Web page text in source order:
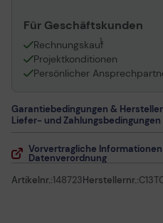
Für Geschäftskunden
Rechnungskauf
1
Projektkonditionen
Persönlicher
Garantiebedingungen &
Liefer- und Zahlungsbedingungen
Vorvertragliche
Datenverordnung
Artikelnr.:148723Herstellernr.: